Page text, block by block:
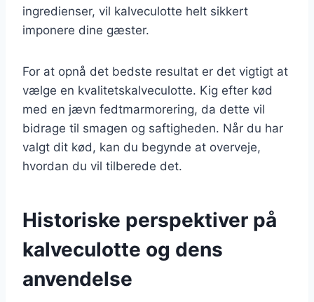
ingredienser, vil kalveculotte helt sikkert
imponere dine gæster.
For at opnå det bedste resultat er det vigtigt at
vælge en kvalitetskalveculotte. Kig efter kød
med en jævn fedtmarmorering, da dette vil
bidrage til smagen og saftigheden. Når du har
valgt dit kød, kan du begynde at overveje,
hvordan du vil tilberede det.
Historiske perspektiver på
kalveculotte og dens
anvendelse